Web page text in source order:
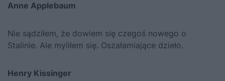
Anne Applebaum
Nie sądziłem, że dowiem się czegoś nowego o
Stalinie. Ale myliłem się. Oszałamiające dzieło.
Henry Kissinger